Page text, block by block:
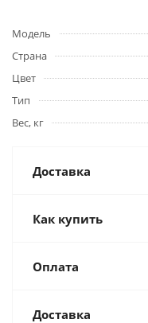
Модель
Страна
Цвет
Тип
Вес, кг
Доставка
Как купить
Оплата
Доставка